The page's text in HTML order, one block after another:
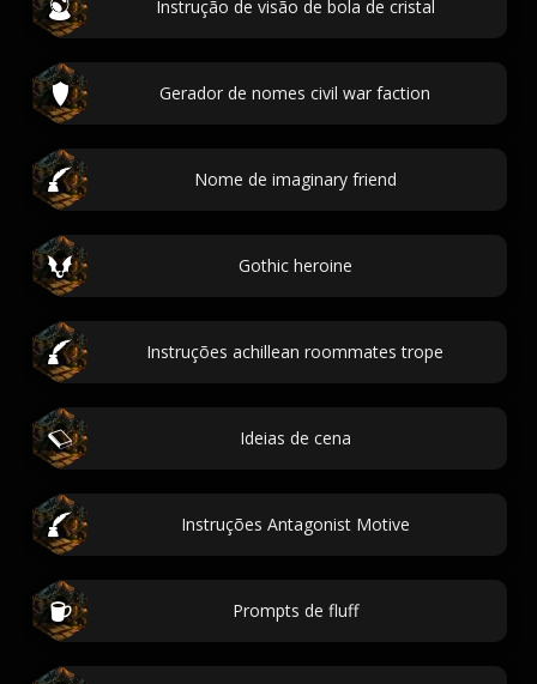
Instrução de visão de bola de cristal
Gerador de nomes civil war faction
Nome de imaginary friend
Gothic heroine
Instruções achillean roommates trope
Ideias de cena
Instruções Antagonist Motive
Prompts de fluff